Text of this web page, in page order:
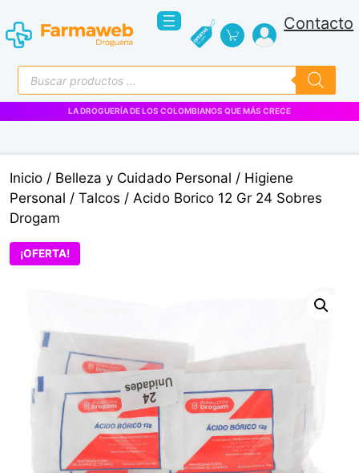
al
contenido
Contacto
Búsqueda
de
productos
LA DROGUERÍA DE LOS COLOMBIANOS QUE MÁS CRECE
Inicio / Belleza y Cuidado Personal / Higiene
Personal / Talcos / Acido Borico 12 Gr 24 Sobres
Drogam
¡OFERTA!